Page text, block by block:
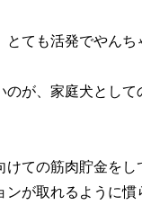
ても活発でやんち
が、家庭犬とし
ての筋肉貯金を
が取れるように慣